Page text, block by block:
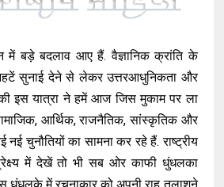
में बड़े बदलाव आए हैं. वैज्ञानिक क्रांति के
सुनाई देने से लेकर उत्तरआधुनिकता और
इस यात्रा ने हमें आज जिस मुकाम पर ला
आर्थिक, राजनैतिक, सांस्कृतिक और
नई चुनौतियों का सामना कर रहे हैं. राष्ट्रीय
में देखें तो भी सब ओर काफी धुंधलका